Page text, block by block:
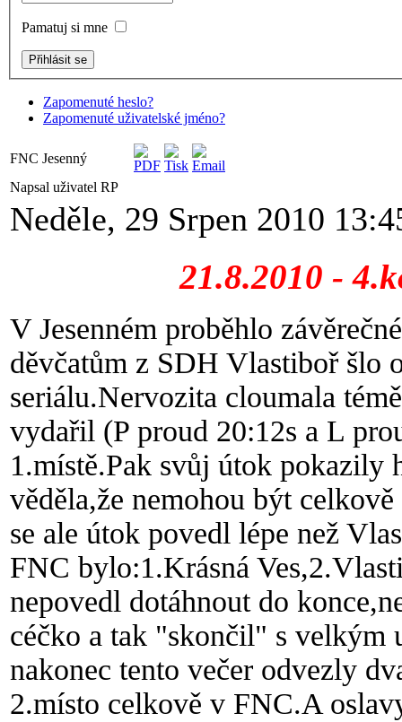
Pamatuj si mne
Zapomenuté heslo?
Zapomenuté uživatelské jméno?
FNC Jesenný
Napsal uživatel RP
Neděle, 29 Srpen 2010
21.8.2010 -
V Jesenném proběhlo
děvčatům z SDH Vlastiboř šlo
seriálu.Nervozita cloumala
vydařil (P proud 20:12s a L
1.místě.Pak svůj útok pokazily
věděla,že nemohou být
se ale útok povedl lépe než
FNC bylo:1.Krásná
nepovedl dotáhnout do
céčko a tak "skončil" s velkým
nakonec tento večer odvezly
2.místo celkově v FNC.A